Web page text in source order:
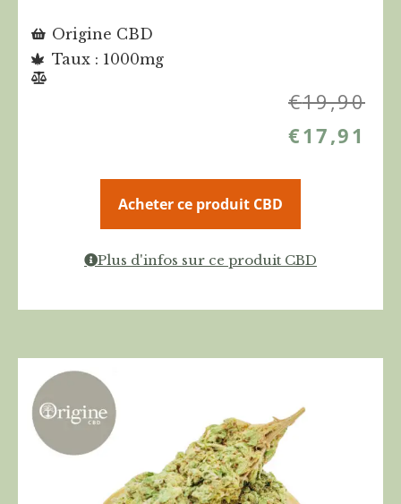
Origine CBD
Taux : 1000mg
€19,90
€17,91
Acheter ce produit CBD
Plus d'infos sur ce produit CBD